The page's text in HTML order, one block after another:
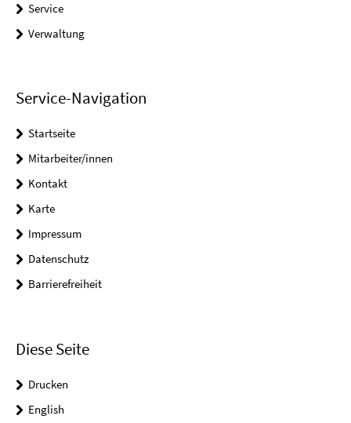
Service
Verwaltung
Service-Navigation
Startseite
Mitarbeiter/innen
Kontakt
Karte
Impressum
Datenschutz
Barrierefreiheit
Diese Seite
Drucken
English